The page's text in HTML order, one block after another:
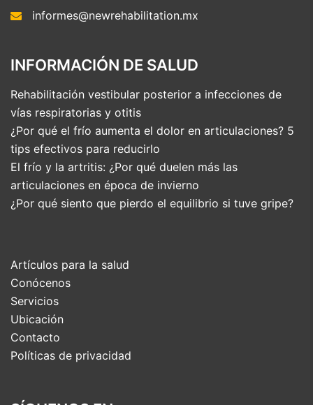
informes@newrehabilitation.mx
INFORMACIÓN DE SALUD
Rehabilitación vestibular posterior a infecciones de
vías respiratorias y otitis
¿Por qué el frío aumenta el dolor en articulaciones? 5
tips efectivos para reducirlo
El frío y la artritis: ¿Por qué duelen más las
articulaciones en época de invierno
¿Por qué siento que pierdo el equilibrio si tuve gripe?
Artículos para la salud
Conócenos
Servicios
Ubicación
Contacto
Políticas de privacidad